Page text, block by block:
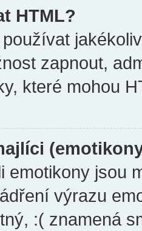
HTML?
zapnout,
které mohou
emotikony jsou
výrazu
:( znamená